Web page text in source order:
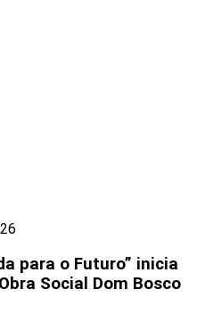
para o Futuro” inicia
Social Dom Bosco